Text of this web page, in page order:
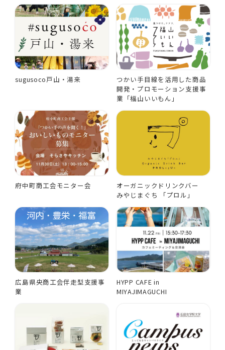
sugusoco戸山・湯来
つかい手目線を活用した商品
開発・プロモーション支援事
業「福山いいもん」
府中町商工会モニター会
オーガニックドリンクバー
みやじまぐち 「プロル」
広島県央商工会伴走型支援事
業
HYPP CAFE in
MIYAJIMAGUCHI